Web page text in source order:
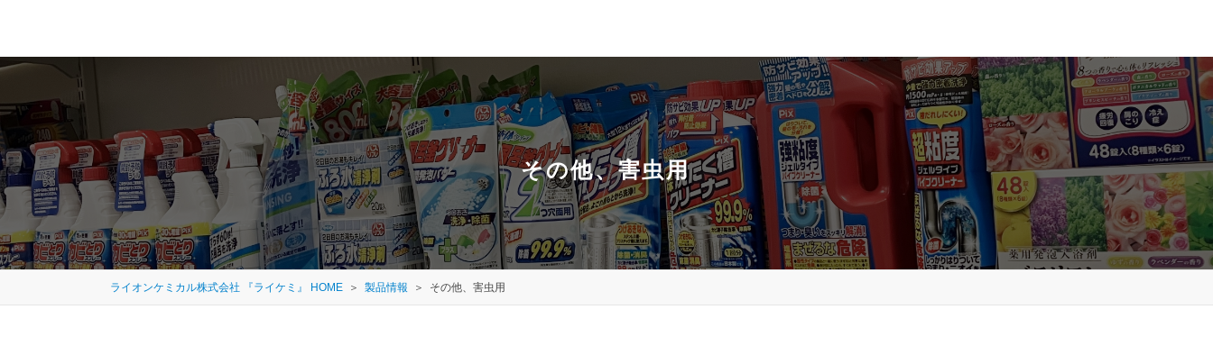
その他、害虫用
ライオンケミカル株式会社 『ライケミ』 HOME 製品情報 その他、害虫用